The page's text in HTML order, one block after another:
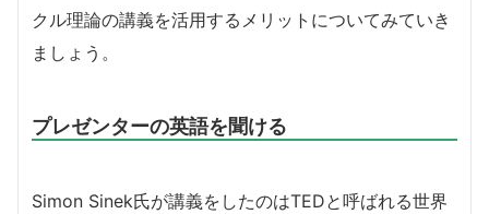
クル理論の講義を活用するメリットについてみていき
ましょう。
プレゼンターの英語を聞ける
Simon Sinek氏が講義をしたのはTEDと呼ばれる世界